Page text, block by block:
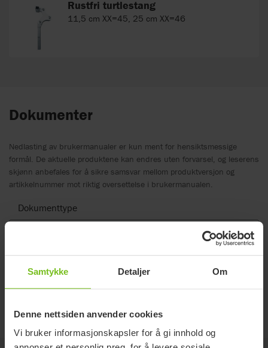
Samtykke Detaljer Om
Denne nettsiden anvender cookies
Vi bruker informasjonskapsler for å gi innhold og
Rustfri turtlestang
11,5 cm XX=45, 25 cm XX=46
Dokumenter
Nedlasting av brukermanualer er kun ment for hensiktsmessige
formål. De aktuelle produktene kan endres uten forvarsel, og leserens
skjønn anbefales for å sikre samsvar mellom produktversjon og
artikkelnummer mot riktig oversettelse i brukermanualen.
Dokumenttype
Monteringsanvisning